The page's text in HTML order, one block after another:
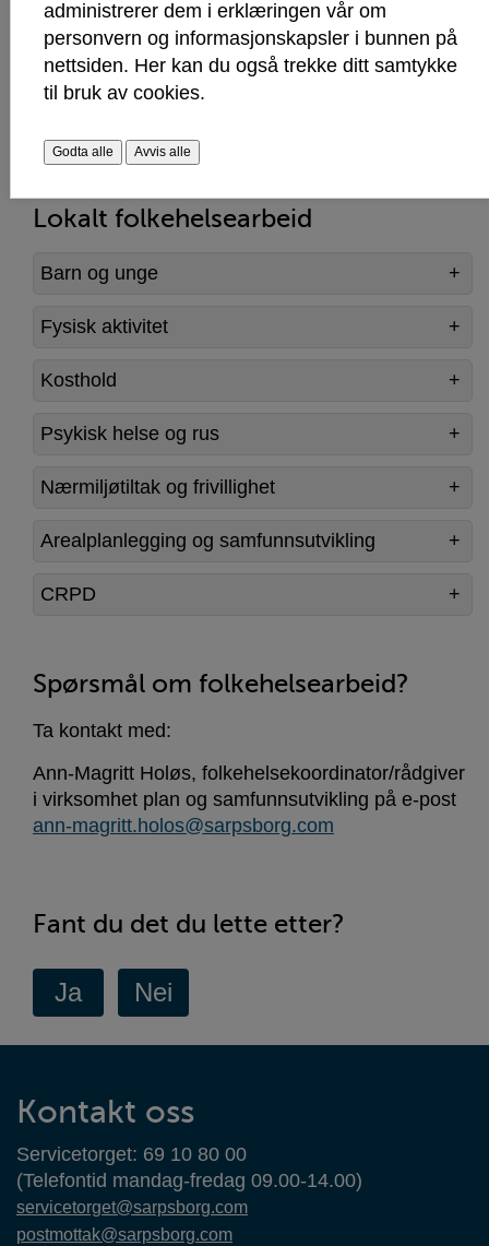
Ungdataundersøkelsene 2025
PowerPoint-presentasjon - hovedrapport
mellomtrinnet 5.-7.
nettside)
Lokalt folkehelsearbeid
Barn og unge
Fysisk aktivitet
Kosthold
Psykisk helse og rus
Nærmiljøtiltak og frivillighet
Arealplanlegging og samfunnsutvikling
CRPD
Spørsmål om folkehelsearbeid?
Ta kontakt med:
Ann-Magritt Holøs, folkehelsekoordinator/rådgiver
i virksomhet plan og samfunnsutvikling på e-post
ann-magritt.holos@sarpsborg.com
Fant du det du lette etter?
Kontaktinformasjon
Kontakt oss
Servicetorget: 69 10 80 00
(Telefontid mandag-fredag 09.00-14.00)
servicetorget@sarpsborg.com
postmottak@sarpsborg.com
administrerer dem i erklæringen vår om
personvern og informasjonskapsler i bunnen på
nettsiden. Her kan du også trekke ditt samtykke
til bruk av cookies.
Godta alle Avvis alle